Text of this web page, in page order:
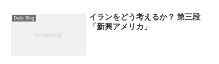
Daily Blog
イランをどう考えるか？ 第三段
「新興アメリカ」